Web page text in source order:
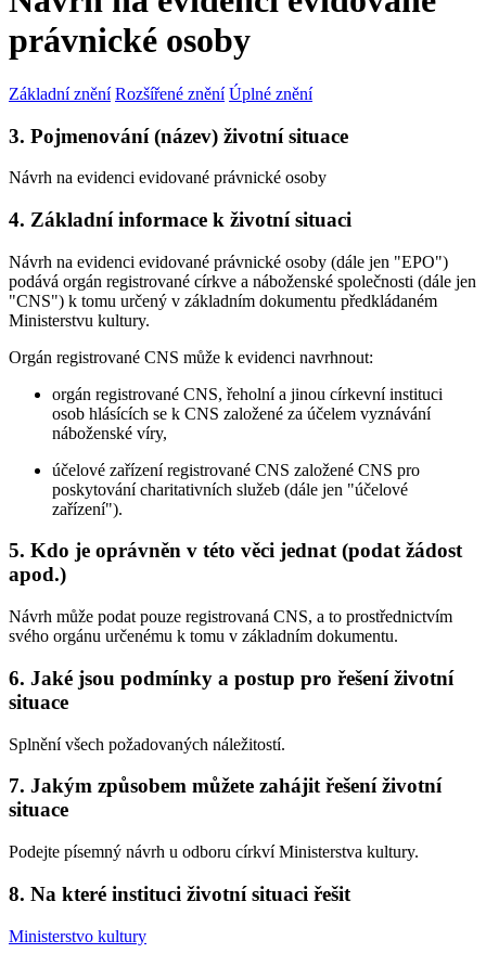
právnické osoby
Základní znění Rozšířené znění Úplné znění
3. Pojmenování (název) životní situace
Návrh na evidenci evidované právnické osoby
4. Základní informace k životní situaci
Návrh na evidenci evidované právnické osoby (dále jen "EPO")
podává orgán registrované církve a náboženské společnosti (dále jen
"CNS") k tomu určený v základním dokumentu předkládaném
Ministerstvu kultury.
Orgán registrované CNS může k evidenci navrhnout:
orgán registrované CNS, řeholní a jinou církevní instituci
osob hlásících se k CNS založené za účelem vyznávání
náboženské víry,
účelové zařízení registrované CNS založené CNS pro
poskytování charitativních služeb (dále jen "účelové
zařízení").
5. Kdo je oprávněn v této věci jednat (podat žádost
apod.)
Návrh může podat pouze registrovaná CNS, a to prostřednictvím
svého orgánu určenému k tomu v základním dokumentu.
6. Jaké jsou podmínky a postup pro řešení životní
situace
Splnění všech požadovaných náležitostí.
7. Jakým způsobem můžete zahájit řešení životní
situace
Podejte písemný návrh u odboru církví Ministerstva kultury.
8. Na které instituci životní situaci řešit
Ministerstvo kultury